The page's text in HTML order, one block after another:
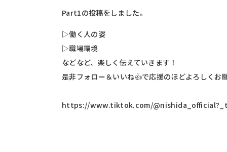
Part1の投稿をしました。
▷働く人の姿
▷職場環境
などなど、楽しく伝えていきます！
是非フォロー＆いいね👍で応援のほどよろしくお
https://www.tiktok.com/